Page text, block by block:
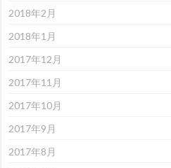
2018年2月
2018年1月
2017年12月
2017年11月
2017年10月
2017年9月
2017年8月